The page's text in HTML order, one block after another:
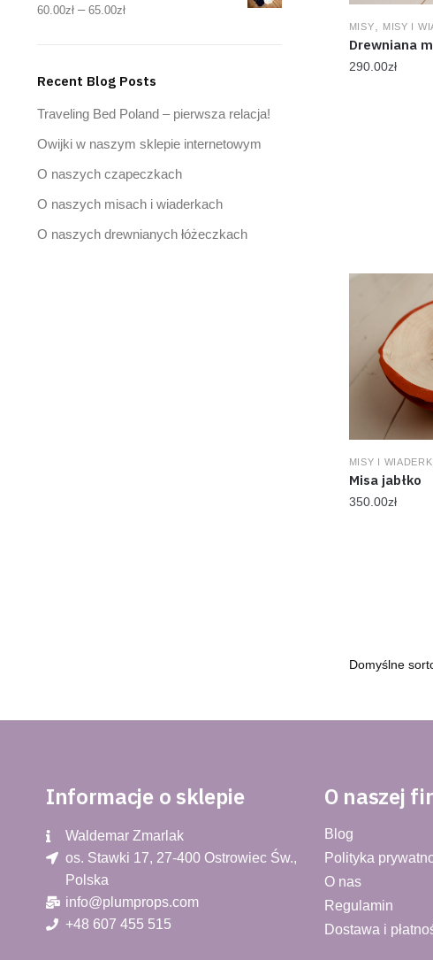
MISY MISY I
Drewniana
290.00zł
MISY I
Misa jabłko
350.00zł
60.00zł– 65.00zł
Recent Blog Posts
Traveling Bed Poland – pierwsza relacja!
Owijki w naszym sklepie internetowym
O naszych czapeczkach
O naszych misach i wiaderkach
O naszych drewnianych łóżeczkach
Informacje o sklepie
Waldemar Zmarlak​
os. Stawki 17, 27-400 Ostrowiec Św.,
Polska
info@plumprops.com
+48 607 455 515
O naszej
Blog
Polityka
O nas
Regulamin
Dostawa i